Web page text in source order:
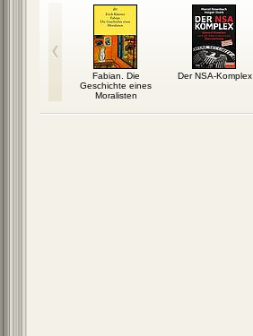
Fabian. Die
Geschichte eines
Moralisten
Der NSA-Komplex